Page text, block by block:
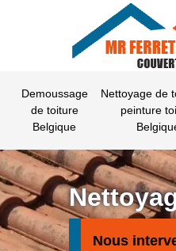
Demoussage
de toiture
Belgique
Nettoyage de
peinture
Nous